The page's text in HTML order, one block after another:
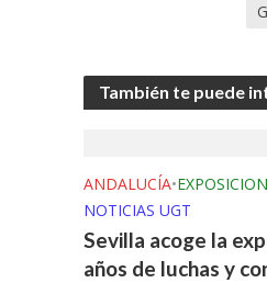
También te puede
ANDALUCÍA•
NOTICIAS UGT
Sevilla acoge la
años de luchas y